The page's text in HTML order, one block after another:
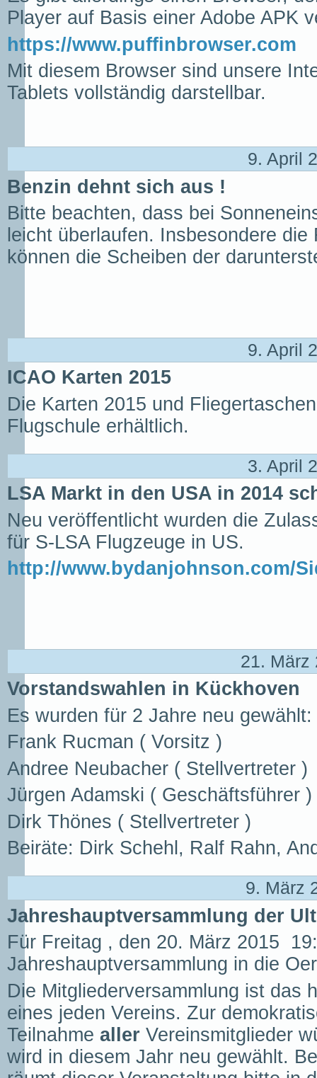
Player auf Basis einer Adobe APK
https://www.puffinbrowser.com
Mit diesem Browser sind unsere
Tablets vollständig darstellbar.
9. April
Benzin dehnt sich aus !
Bitte beachten, dass bei
leicht überlaufen. Insbesondere
können die Scheiben der
9. April
ICAO Karten 2015
Die Karten 2015 und
Flugschule erhältlich.
3. April
LSA Markt in den USA in 2014
Neu veröffentlicht wurden die
für S-LSA Flugzeuge in US.
http://www.bydanjohnson.com/
21. März
Vorstandswahlen in Kückhoven
Es wurden für 2 Jahre neu gewählt:
Frank Rucman ( Vorsitz )
Andree Neubacher ( Stellvertreter )
Jürgen Adamski ( Geschäftsführer )
Dirk Thönes ( Stellvertreter )
Beiräte: Dirk Schehl, Ralf Rahn,
9. März
Jahreshauptversammlung der
Für Freitag , den 20. März 2015
Jahreshauptversammlung in die
Die Mitgliederversammlung ist das
eines jeden Vereins. Zur
Teilnahme aller Vereinsmitglieder
wird in diesem Jahr neu gewählt.